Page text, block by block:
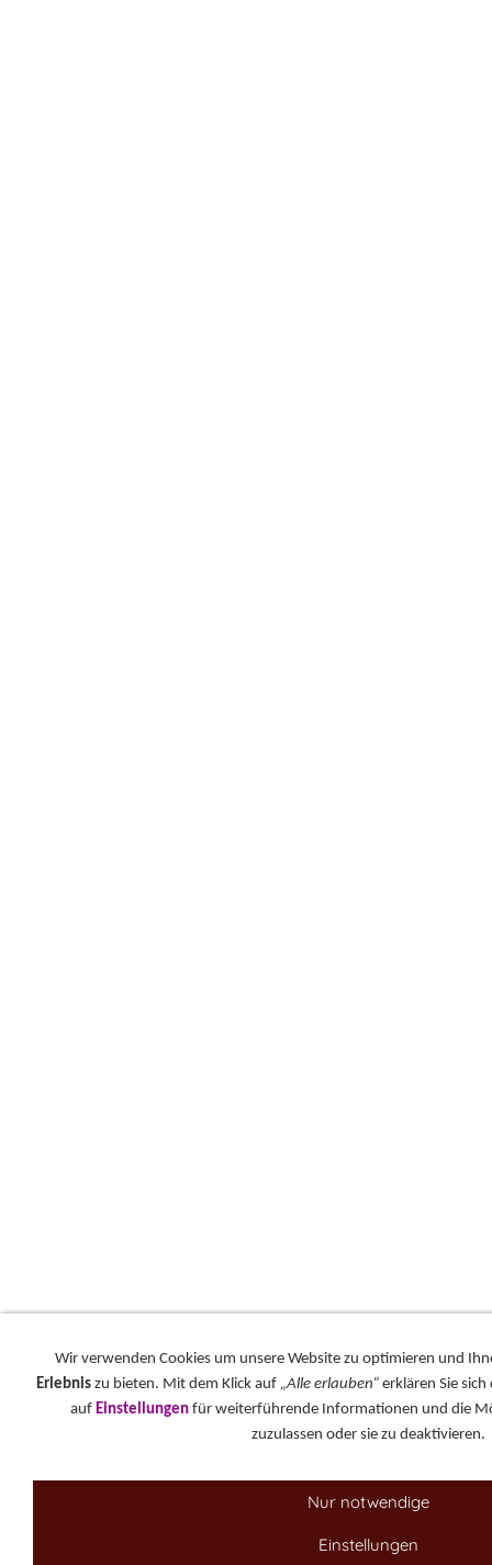
Wir verwenden Cookies um unsere Website zu optimieren und
Erlebniszu bieten. Mit dem Klick auf „Alle erlauben“erklären Sie sich
auf Einstellungenfür weiterführende Informationen und die
zuzulassen oder sie zu deaktivieren.
Nur notwendige
Einstellungen